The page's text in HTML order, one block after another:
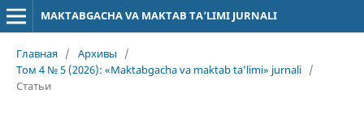
MAKTABGACHA VA MAKTAB TA’LIMI JURNALI
Главная / Архивы
/
Том 4 № 5 (2026): «Maktabgacha va maktab ta’limi» jurnali /
Статьи